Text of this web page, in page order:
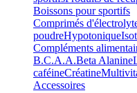
Boissons pour sportifs
Comprimés
poudreHypotonique
Compléments
B.C.A.A.Beta Alanine
caféineCréatine
Accessoires